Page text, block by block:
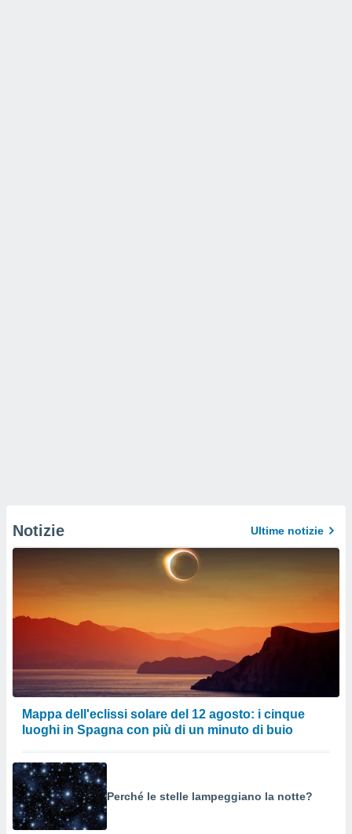
Notizie Ultime notizie
Mappa dell'eclissi solare del 12 agosto: i cinque
luoghi in Spagna con più di un minuto di buio
Perché le stelle lampeggiano la notte?